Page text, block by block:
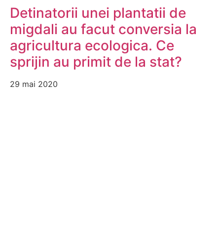
Detinatorii unei plantatii de
migdali au facut conversia la
agricultura ecologica. Ce
sprijin au primit de la stat?
29 mai 2020